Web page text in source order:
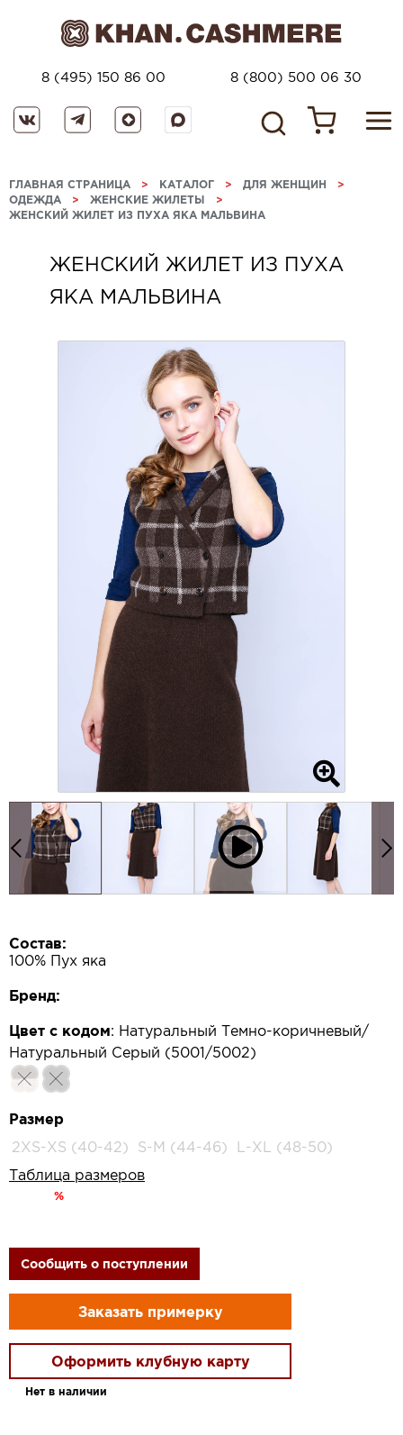
8 (495) 150 86 00 8 (800) 500 06 30
ГЛАВНАЯ СТРАНИЦА > КАТАЛОГ > ДЛЯ ЖЕНЩИН >
ОДЕЖДА > ЖЕНСКИЕ ЖИЛЕТЫ >
ЖЕНСКИЙ ЖИЛЕТ ИЗ ПУХА ЯКА МАЛЬВИНА
ЖЕНСКИЙ ЖИЛЕТ ИЗ ПУХА
ЯКА МАЛЬВИНА
Состав:
100% Пух яка
Бренд:
Цвет с кодом: Натуральный Темно-коричневый/
Натуральный Серый (5001/5002)
Размер
2XS-XS (40-42)
S-M (44-46)
L-XL (48-50)
Таблица размеров
%
Сообщить о поступлении
Заказать примерку
Оформить клубную карту
Нет в наличии